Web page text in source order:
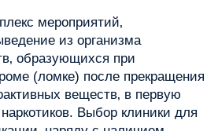
мероприятий‚
из организма
образующихся при
(ломке) после прекращения
веществ‚ в первую
Выбор клиники для